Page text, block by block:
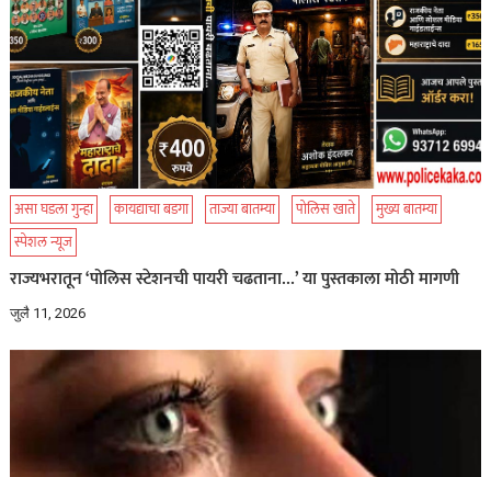
असा घडला गुन्हा कायद्याचा बडगा ताज्या बातम्या पोलिस खाते
मुख्य बातम्या
स्पेशल न्यूज
राज्यभरातून ‘पोलिस स्टेशनची पायरी चढताना…’ या पुस्तकाला मोठी मागणी
जुलै 11, 2026